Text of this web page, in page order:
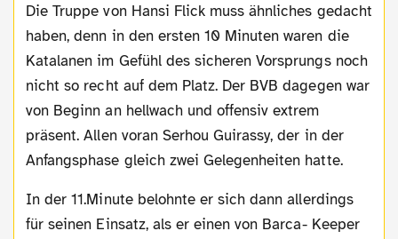
Die Truppe von Hansi Flick muss ähnliches gedacht
haben, denn in den ersten 10 Minuten waren die
Katalanen im Gefühl des sicheren Vorsprungs noch
nicht so recht auf dem Platz. Der BVB dagegen war
von Beginn an hellwach und offensiv extrem
präsent. Allen voran Serhou Guirassy, der in der
Anfangsphase gleich zwei Gelegenheiten hatte.
In der 11.Minute belohnte er sich dann allerdings
für seinen Einsatz, als er einen von Barca- Keeper